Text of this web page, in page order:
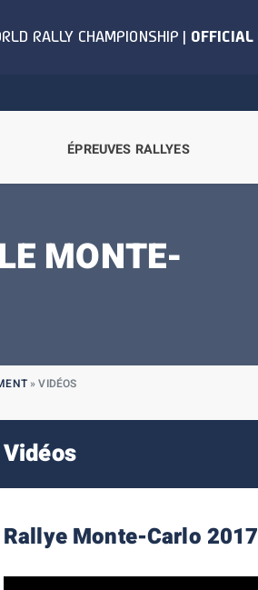
ÉPREUVES RALLYES
MONTE-
»VIDÉOS
Vidéos
Rallye Monte-Carlo 2017